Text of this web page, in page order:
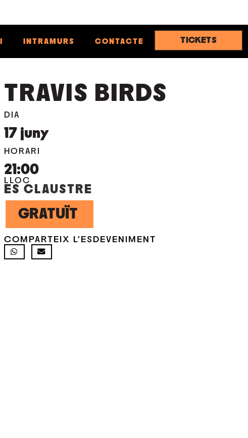
INTRAMURS CONTACTE TICKETS
TRAVIS BIRDS
DIA
17 juny
HORARI
21:00
LLOC
ES CLAUSTRE
GRATUÏT
COMPARTEIX L'ESDEVENIMENT